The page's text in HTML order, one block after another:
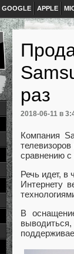
GOOGLE APPLE
раз
2018-06-11 в
Компания
сравнению с
Речь идет,
Интернету
В